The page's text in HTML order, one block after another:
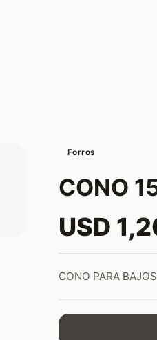
Forros
CONO
USD
CONO PARA